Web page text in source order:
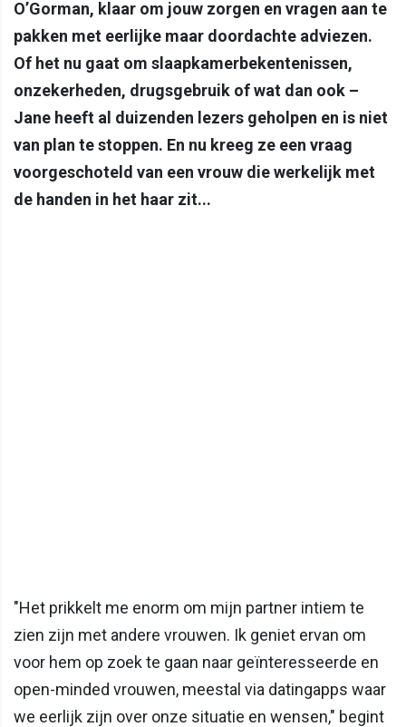
O’Gorman, klaar om jouw zorgen en vragen aan te
pakken met eerlijke maar doordachte adviezen.
Of het nu gaat om slaapkamerbekentenissen,
onzekerheden, drugsgebruik of wat dan ook –
Jane heeft al duizenden lezers geholpen en is niet
van plan te stoppen. En nu kreeg ze een vraag
voorgeschoteld van een vrouw die werkelijk met
de handen in het haar zit...
"Het prikkelt me enorm om mijn partner intiem te
zien zijn met andere vrouwen. Ik geniet ervan om
voor hem op zoek te gaan naar geïnteresseerde en
open-minded vrouwen, meestal via datingapps waar
we eerlijk zijn over onze situatie en wensen," begint